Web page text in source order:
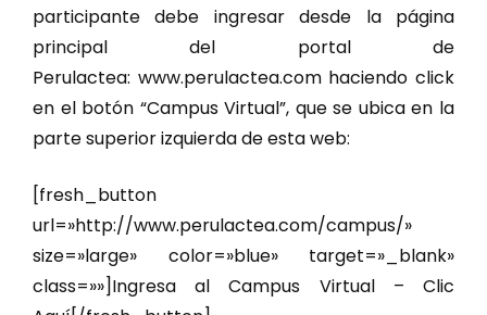
participante debe ingresar desde la página
principal del portal de
Perulactea: www.perulactea.com haciendo click
en el botón “Campus Virtual”, que se ubica en la
parte superior izquierda de esta web:
[fresh_button
url=»http://www.perulactea.com/campus/»
size=»large» color=»blue» target=»_blank»
class=»»]Ingresa al Campus Virtual – Clic